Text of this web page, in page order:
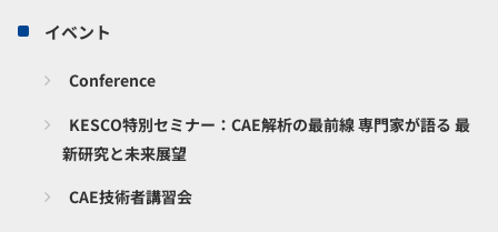
イベント
Conference
KESCO特別セミナー：CAE解析の最前線 専門家が語る 最
新研究と未来展望
CAE技術者講習会